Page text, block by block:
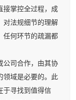
接掌控全过程，成
对法规细节的理解
任何环节的疏漏都
司合作，由其协
领域是必要的。此
于寻找到值得信